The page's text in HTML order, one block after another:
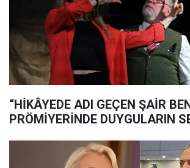
“HİKÂYEDE ADI GEÇEN ŞAİR
PRÖMİYERİNDE DUYGULARIN